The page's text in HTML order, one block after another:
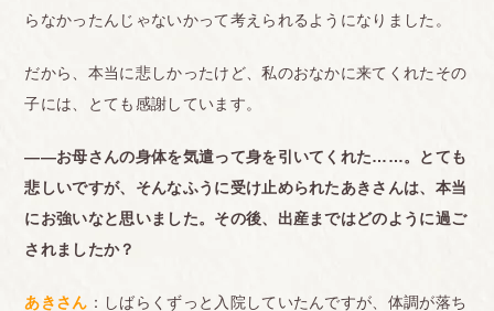
らなかったんじゃないかって考えられるようになりました。
だから、本当に悲しかったけど、私のおなかに来てくれたその
子には、とても感謝しています。
――お母さんの身体を気遣って身を引いてくれた……。 とても
悲しいですが、そんなふうに受け止められたあきさんは、本当
にお強いなと思いました。 その後、出産まではどのように過ご
されましたか？
あきさん ：しばらくずっと入院していたんですが、体調が落ち